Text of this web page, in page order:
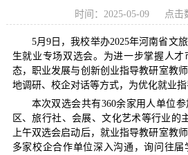
时间：2025-05-09 点击
5月9日，我校举办2025年河南省文
生就业专场双选会。为进一步掌握人
态，职业发展与创新创业指导教研室教
地调研、校企对话等方式，为优化就业指
本次双选会共有360余家用人单位
区、旅行社、会展、文化艺术等行业的
上午双选会启动后，就业指导教研室教
多家校企合作单位深入沟通，询问往